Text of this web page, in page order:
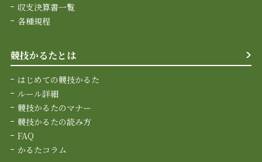
収支決算書一覧
各種規程
競技かるたとは
はじめての競技かるた
ルール詳細
競技かるたのマナー
競技かるたの読み方
FAQ
かるたコラム